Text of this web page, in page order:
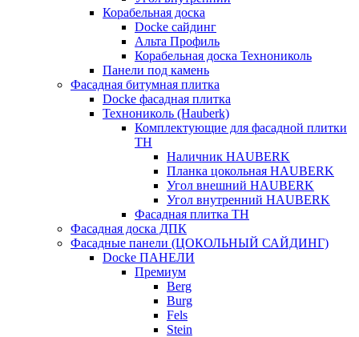
Корабельная доска
Docke сайдинг
Альта Профиль
Корабельная доска Технониколь
Панели под камень
Фасадная битумная плитка
Docke фасадная плитка
Технониколь (Hauberk)
Комплектующие для фасадной плитки
ТН
Наличник HAUBERK
Планка цокольная HAUBERK
Угол внешний HAUBERK
Угол внутренний HAUBERK
Фасадная плитка ТН
Фасадная доска ДПК
Фасадные панели (ЦОКОЛЬНЫЙ САЙДИНГ)
Docke ПАНЕЛИ
Премиум
Berg
Burg
Fels
Stein